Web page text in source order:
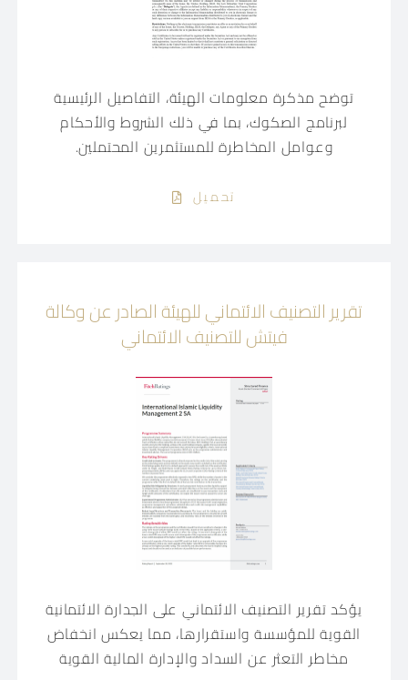
توضح مذكرة معلومات الهيئة، التفاصيل الرئيسية
لبرنامج الصكوك، بما في ذلك الشروط والأحكام
وعوامل المخاطرة للمستثمرين المحتملين.
تحميل
تقرير التصنيف الائتماني للهيئة الصادر عن وكالة
فيتش للتصنيف الائتماني
يؤكد تقرير التصنيف الائتماني على الجدارة الائتمانية
القوية للمؤسسة واستقرارها، مما يعكس انخفاض
مخاطر التعثر عن السداد والإدارة المالية القوية